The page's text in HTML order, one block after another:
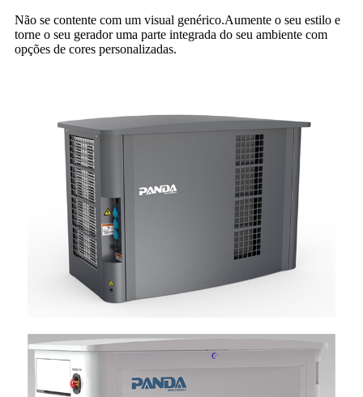
Não se contente com um visual genérico.Aumente o seu estilo e
torne o seu gerador uma parte integrada do seu ambiente com
opções de cores personalizadas.